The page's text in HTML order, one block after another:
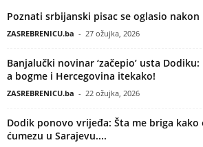
Poznati srbijanski pisac se oglasio nakon
ZASREBRENICU.ba - 27 ožujka, 2026
Banjalučki novinar ‘začepio’ usta
a bogme i Hercegovina itekako!
ZASREBRENICU.ba - 22 ožujka, 2026
Dodik ponovo vrijeđa: Šta me briga
ćumezu u Sarajevu....